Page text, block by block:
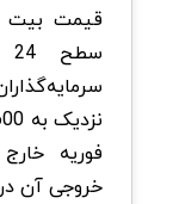
فوریه
خروجی آن